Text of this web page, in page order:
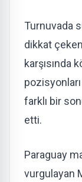
Turnuvada
dikkat
karşısında
farklı bir
etti.
Paraguay
vurgulayan